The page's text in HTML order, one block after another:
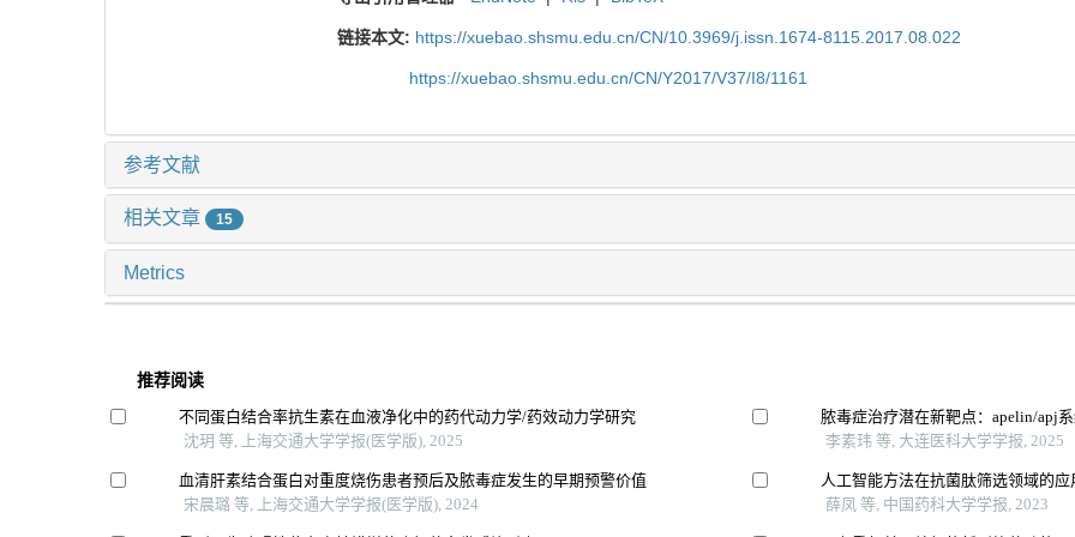
链接本文: https://xuebao.shsmu.edu.cn/CN/10.3969/j.issn.1674-8115.2017.08.022
https://xuebao.shsmu.edu.cn/CN/Y2017/V37/I8/1161
参考文献
相关文章 15
Metrics
推荐阅读
不同蛋白结合率抗生素在血液净化中的药代动力学/药效动力学研究
沈玥 等, 上海交通大学学报(医学版), 2025
血清肝素结合蛋白对重度烧伤患者预后及脓毒症发生的早期预警价值
宋晨璐 等, 上海交通大学学报(医学版), 2024
脓毒症治疗潜在新靶点：apelin/apj
李素玮 等, 大连医科大学学报, 2025
人工智能方法在抗菌肽筛选领域的应
薛凤 等, 中国药科大学学报, 2023